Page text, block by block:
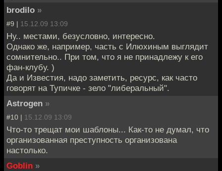
brodilo »
#9 | 15.12.09 13:09
Ну.. местами, безусловно, интересно.
Однако же, например, часть с Илюхиным выглядит
сомнительно.. При том, что я не принадлежу к его
фан-клубу. )
Да и Известия, надо заметить, ресурс, как часто
говорят на Тупичке - зело "либеральный".
Astrogen »
#10 | 15.12.09 13:09
Что-то трещат мои шаблоны... Как-то не думал, что
организованная преступность организована
настолько.
Goblin »